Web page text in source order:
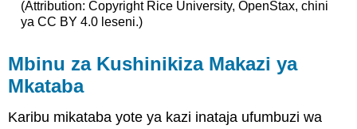
(Attribution: Copyright Rice University, OpenStax, chini
ya CC BY 4.0 leseni.)
Mbinu za Kushinikiza Makazi ya
Mkataba
Karibu mikataba yote ya kazi inataja ufumbuzi wa